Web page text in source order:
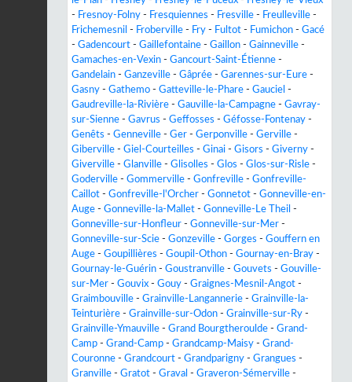
- Fresnoy-Folny - Fresquiennes - Fresville - Freulleville -
Frichemesnil - Froberville - Fry - Fultot - Fumichon - Gacé
- Gadencourt - Gaillefontaine - Gaillon - Gainneville -
Gamaches-en-Vexin - Gancourt-Saint-Étienne -
Gandelain - Ganzeville - Gâprée - Garennes-sur-Eure -
Gasny - Gathemo - Gatteville-le-Phare - Gauciel -
Gaudreville-la-Rivière - Gauville-la-Campagne - Gavray-
sur-Sienne - Gavrus - Geffosses - Géfosse-Fontenay -
Genêts - Genneville - Ger - Gerponville - Gerville -
Giberville - Giel-Courteilles - Ginai - Gisors - Giverny -
Giverville - Glanville - Glisolles - Glos - Glos-sur-Risle -
Goderville - Gommerville - Gonfreville - Gonfreville-
Caillot - Gonfreville-l'Orcher - Gonnetot - Gonneville-en-
Auge - Gonneville-la-Mallet - Gonneville-Le Theil -
Gonneville-sur-Honfleur - Gonneville-sur-Mer -
Gonneville-sur-Scie - Gonzeville - Gorges - Gouffern en
Auge - Goupillières - Goupil-Othon - Gournay-en-Bray -
Gournay-le-Guérin - Goustranville - Gouvets - Gouville-
sur-Mer - Gouvix - Gouy - Graignes-Mesnil-Angot -
Graimbouville - Grainville-Langannerie - Grainville-la-
Teinturière - Grainville-sur-Odon - Grainville-sur-Ry -
Grainville-Ymauville - Grand Bourgtheroulde - Grand-
Camp - Grand-Camp - Grandcamp-Maisy - Grand-
Couronne - Grandcourt - Grandparigny - Grangues -
Granville - Gratot - Graval - Graveron-Sémerville -